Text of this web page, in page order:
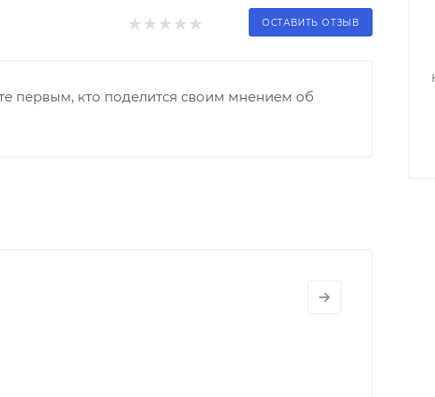
ОСТАВИТЬ ОТЗЫВ
первым, кто поделится своим мнением об